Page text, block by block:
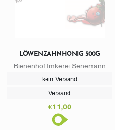
LÖWENZAHNHONIG 500G
Bienenhof Imkerei Senemann
kein Versand
Versand
€11,00